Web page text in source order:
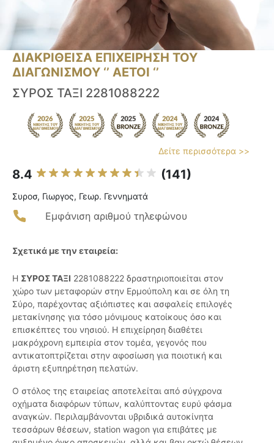
ΔΙΑΚΡΙΘΕΙΣΑ ΕΠΙΧΕΙΡΗΣΗ ΤΟΥ
ΔΙΑΓΩΝΙΣΜΟΥ ‘’ ΑΕΤΟΙ ‘’
ΣΥΡΟΣ ΤΑΞΙ 2281088222
Δείτε περισσότερα >>
8.4 (141)
Συροσ, Γιωργος, Γεωρ. Γεννηματά
Εμφάνιση αριθμού τηλεφώνου
Σχετικά με την εταιρεία:
Η ΣΥΡΟΣ ΤΑΞΙ 2281088222 δραστηριοποιείται στον
χώρο των μεταφορών στην Ερμούπολη και σε όλη τη
Σύρο, παρέχοντας αξιόπιστες και ασφαλείς επιλογές
μετακίνησης για τόσο μόνιμους κατοίκους όσο και
επισκέπτες του νησιού. Η επιχείρηση διαθέτει
μακρόχρονη εμπειρία στον τομέα, γεγονός που
αντικατοπτρίζεται στην αφοσίωση για ποιοτική και
άριστη εξυπηρέτηση πελατών.
Ο στόλος της εταιρείας αποτελείται από σύγχρονα
οχήματα διαφόρων τύπων, καλύπτοντας ευρύ φάσμα
αναγκών. Περιλαμβάνονται υβριδικά αυτοκίνητα
τεσσάρων θέσεων, station wagon για επιβάτες με